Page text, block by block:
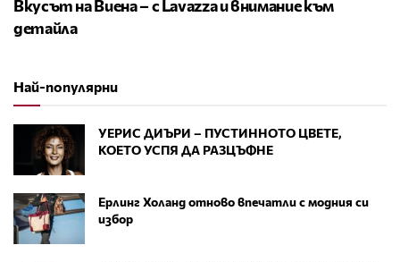
Вкусът на Виена – с Lavazza и внимание към
детайла
Най-популярни
УЕРИС ДИЪРИ – ПУСТИННОТО ЦВЕТЕ,
КОЕТО УСПЯ ДА РАЗЦЪФНЕ
Ерлинг Холанд отново впечатли с модния си
избор